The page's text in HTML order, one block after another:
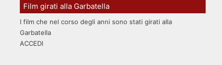
Film girati alla Garbatella
I film che nel corso degli anni sono stati girati alla
Garbatella
ACCEDI